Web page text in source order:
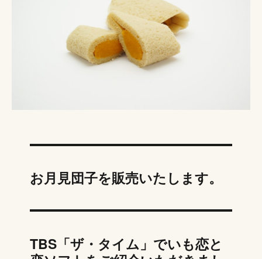
お月見団子を販売いたします。
TBS「ザ・タイム」でいも恋と